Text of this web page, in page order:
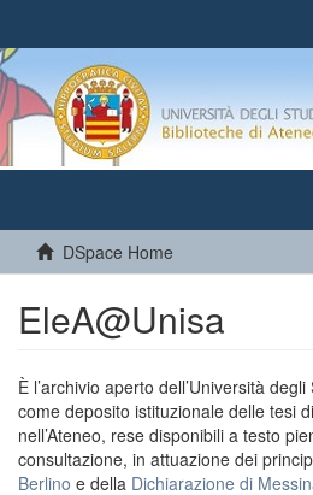
DSpace Home
EleA@Unisa
È l’archivio aperto dell’Università
come deposito istituzionale delle tesi
nell’Ateneo, rese disponibili a testo
consultazione, in attuazione dei
Berlino e della Dichiarazione di